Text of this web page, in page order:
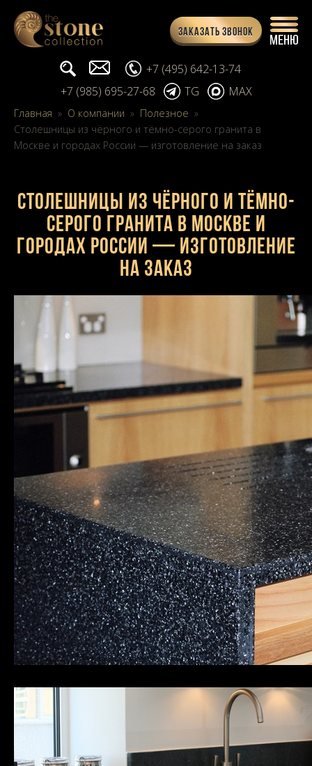
Заказать звонок
Поиск... info@stone-collection.ru
+7 (495) 642-13-74
+7 (985) 695-27-68
TG MAX
Главная » О компании » Полезное »
Столешницы из чёрного и тёмно-серого гранита в
Москве и городах России — изготовление на заказ
Столешницы из чёрного и тёмно-
серого гранита в Москве и
городах России — изготовление
на заказ